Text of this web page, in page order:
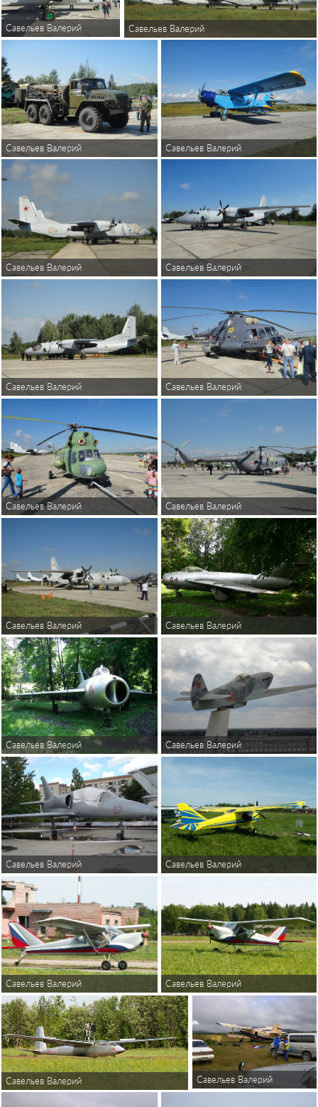
Савельев Валерий Савельев Валерий
Савельев Валерий Савельев Валерий
Савельев Валерий Савельев Валерий
Савельев Валерий Савельев Валерий
Савельев Валерий Савельев Валерий
Савельев Валерий Савельев Валерий
Савельев Валерий Савельев Валерий
Савельев Валерий Савельев Валерий
Савельев Валерий Савельев Валерий
Савельев Валерий Савельев Валерий